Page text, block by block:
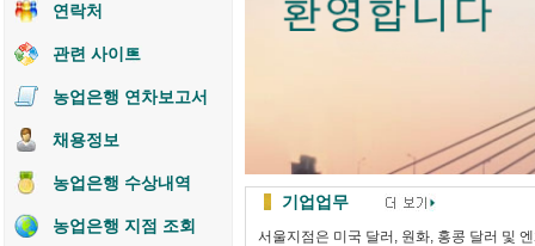
연락처
관련 사이트
농업은행 연차보고서
채용정보
농업은행 수상내역
농업은행 지점 조회
기업업무
서울지점은 미국 달러, 원화, 홍콩 달러 및